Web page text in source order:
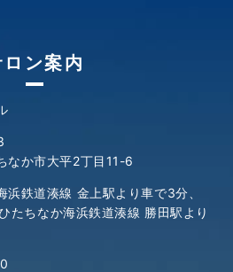
ロン案内
なか市大平2丁目11-6
浜鉄道湊線 金上駅より車で3分、
たちなか海浜鉄道湊線 勝田駅より